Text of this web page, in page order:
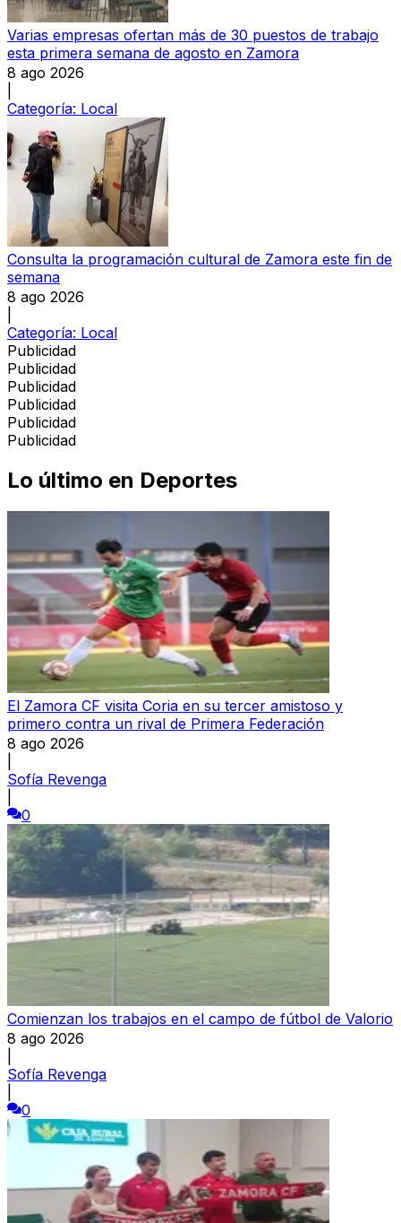
Varias empresas ofertan más de 30 puestos de trabajo
esta primera semana de agosto en Zamora
8 ago 2026
Categoría: Local
Consulta la programación cultural de Zamora este fin de
semana
8 ago 2026
Categoría: Local
Publicidad
Publicidad
Publicidad
Publicidad
Publicidad
Publicidad
Lo último en Deportes
El Zamora CF visita Coria en su tercer amistoso y
primero contra un rival de Primera Federación
8 ago 2026
Sofía Revenga
0
Comienzan los trabajos en el campo de fútbol de Valorio
8 ago 2026
Sofía Revenga
0